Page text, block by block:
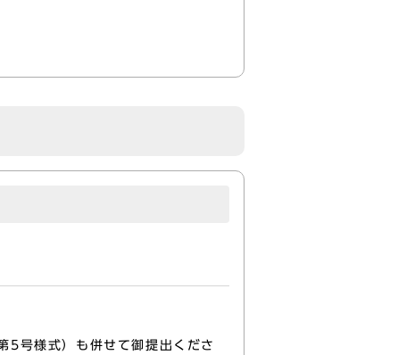
5号様式）も併せて御提出くださ